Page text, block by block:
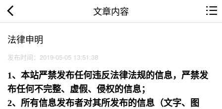
文章内容
法律申明
发布时间：2019-05-05 13:51:38
1、本站严禁发布任何违反法律法规的信息，严禁发
布任何不完整、虚假、侵权的信息；
2、所有信息发布者对其所发布的信息（文字、图